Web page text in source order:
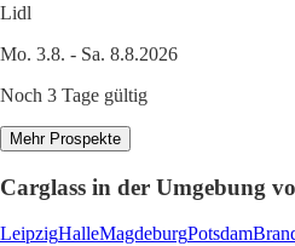
Lidl
Mo. 3.8. - Sa. 8.8.2026
Noch 3 Tage gültig
Mehr Prospekte
Carglass in der Umgebung
LeipzigHalleMagdeburgPotsdam